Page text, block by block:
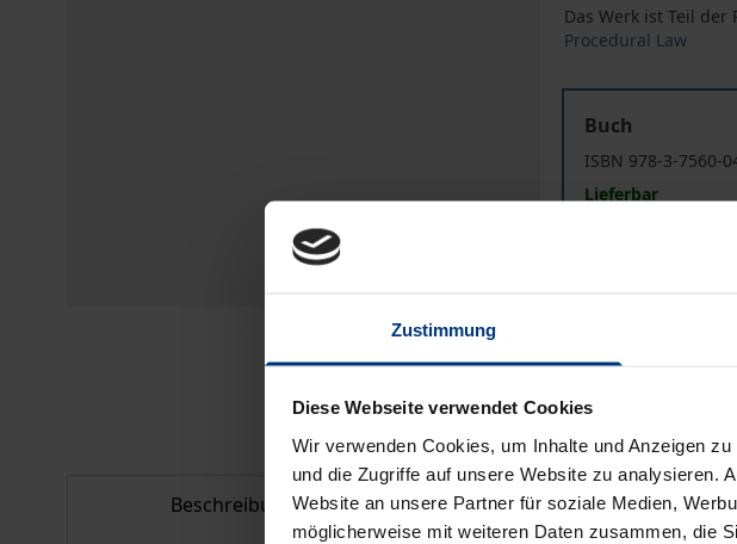
Zustimmung
Diese Webseite verwendet Cookies
Wir verwenden Cookies, um Inhalte und Anzeigen
und die Zugriffe auf unsere Website zu analysieren.
Website an unsere Partner für soziale Medien,
möglicherweise mit weiteren Daten zusammen, die
Das Werk ist Teil der
Procedural Law
Buch
ISBN 978-3-7560-
Lieferbar
Preisangaben inkl.
Beschreibung Bibliografische Angaben